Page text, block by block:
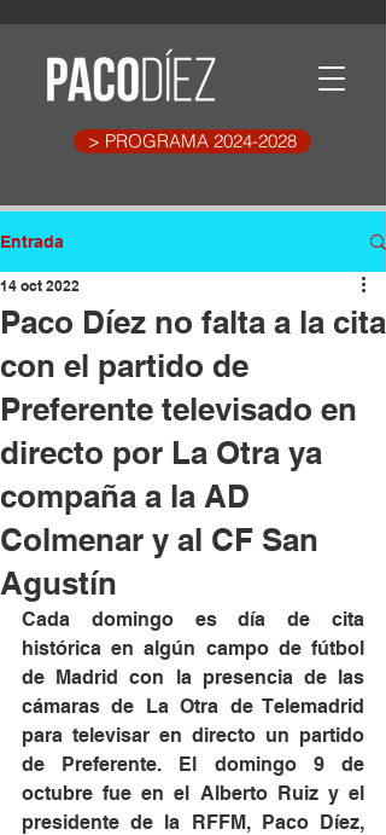
> PROGRAMA 2024-2028
Entrada
Paco Díez no falta a la cita
con el partido de
Preferente televisado en
directo por La Otra ya
compaña a la AD
Colmenar y al CF San
Agustín
14 oct 2022
Cada domingo es día de cita
histórica en algún campo de fútbol
de Madrid con la presencia de las
cámaras de La Otra de Telemadrid
para televisar en directo un partido
de Preferente. El domingo 9 de
octubre fue en el Alberto Ruiz y el
presidente de la RFFM, Paco Díez,